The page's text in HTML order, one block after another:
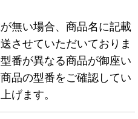
無い場合、商品名に記載
させていただいておりま
番が異なる商品が御座い
品の型番をご確認してい
げます。